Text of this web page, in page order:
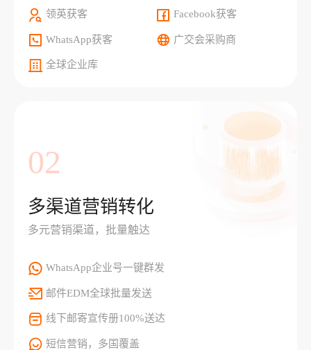
领英获客 Facebook获客
WhatsApp获客 广交会采购商
全球企业库
02
多渠道营销转化
多元营销渠道，批量触达
WhatsApp企业号一键群发
邮件EDM全球批量发送
线下邮寄宣传册100%送达
短信营销，多国覆盖